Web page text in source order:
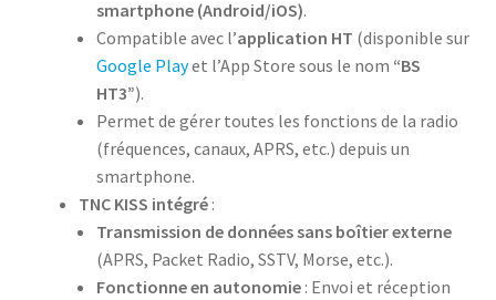
smartphone (Android/iOS).
Compatible avec l’application HT (disponible sur
Google Playet l’App Store sous le nom “BS
HT3”).
Permet de gérer toutes les fonctions de la radio
(fréquences, canaux, APRS, etc.) depuis un
smartphone.
TNC KISS intégré:
Transmission de données sans boîtier externe
(APRS, Packet Radio, SSTV, Morse, etc.).
Fonctionne en autonomie: Envoi et réception